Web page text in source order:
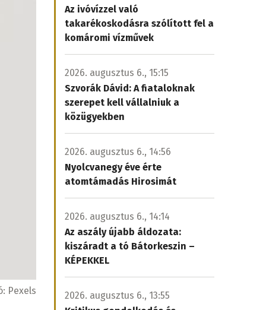
Pexels
Az ivóvízzel való
takarékoskodásra szólított fel a
komáromi vízművek
2026. augusztus 6., 15:15
Szvorák Dávid: A fiataloknak
szerepet kell vállalniuk a
közügyekben
2026. augusztus 6., 14:56
Nyolcvanegy éve érte
atomtámadás Hirosimát
2026. augusztus 6., 14:14
Az aszály újabb áldozata:
kiszáradt a tó Bátorkeszin –
KÉPEKKEL
2026. augusztus 6., 13:55